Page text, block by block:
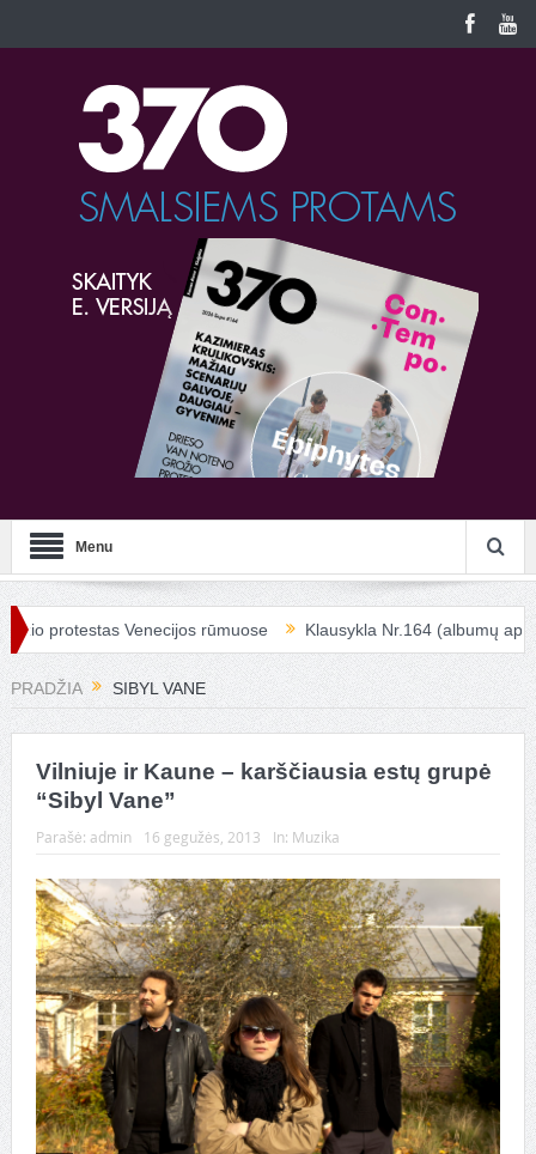
Menu
protestas Venecijos rūmuose Klausykla Nr.164 (albumų
PRADŽIA SIBYL VANE
Vilniuje ir Kaune – karščiausia estų grupė
“Sibyl Vane”
Parašė: admin 16 gegužės, 2013 In: Muzika